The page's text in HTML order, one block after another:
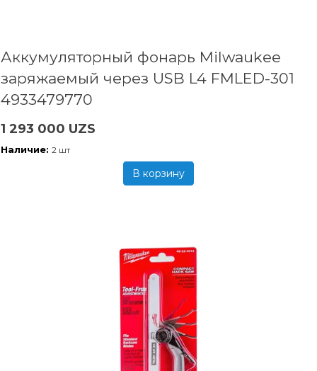
Аккумуляторный фонарь Milwaukee
заряжаемый через USB L4 FMLED-301
4933479770
1 293 000 UZS
Наличие: 2 шт
В корзину